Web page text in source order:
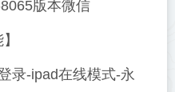
版本微信
-ipad在线模式-永